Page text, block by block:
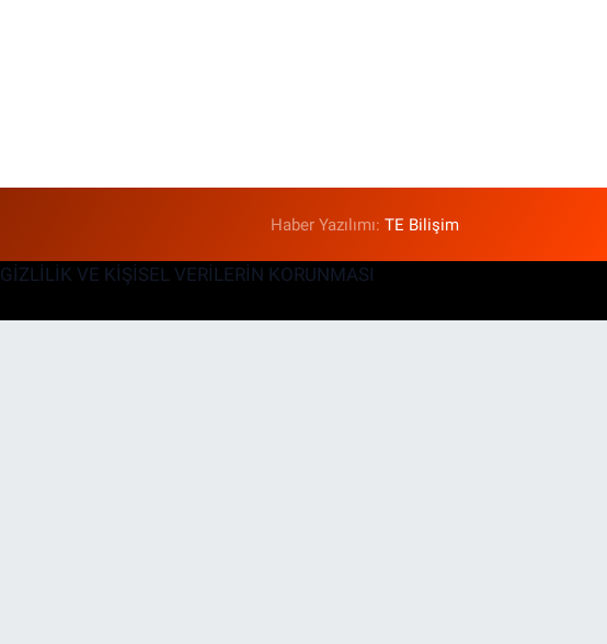
Haber Yazılımı:TE Bilişim
GİZLİLİK VE KİŞİSEL VERİLERİN KORUNMASI